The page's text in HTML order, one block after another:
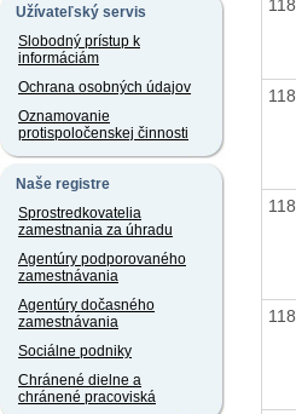
Užívateľský servis
Slobodný prístup k
informáciám
Ochrana osobných údajov
Oznamovanie
protispoločenskej činnosti
Naše registre
Sprostredkovatelia
zamestnania za úhradu
Agentúry podporovaného
zamestnávania
Agentúry dočasného
zamestnávania
Sociálne podniky
Chránené dielne a
chránené pracoviská